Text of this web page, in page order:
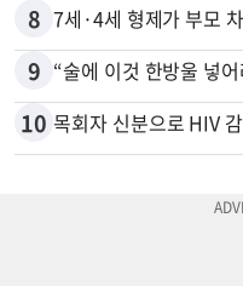
8 7세·4세 형제가 부모
9
10 목회자 신분으로 HIV